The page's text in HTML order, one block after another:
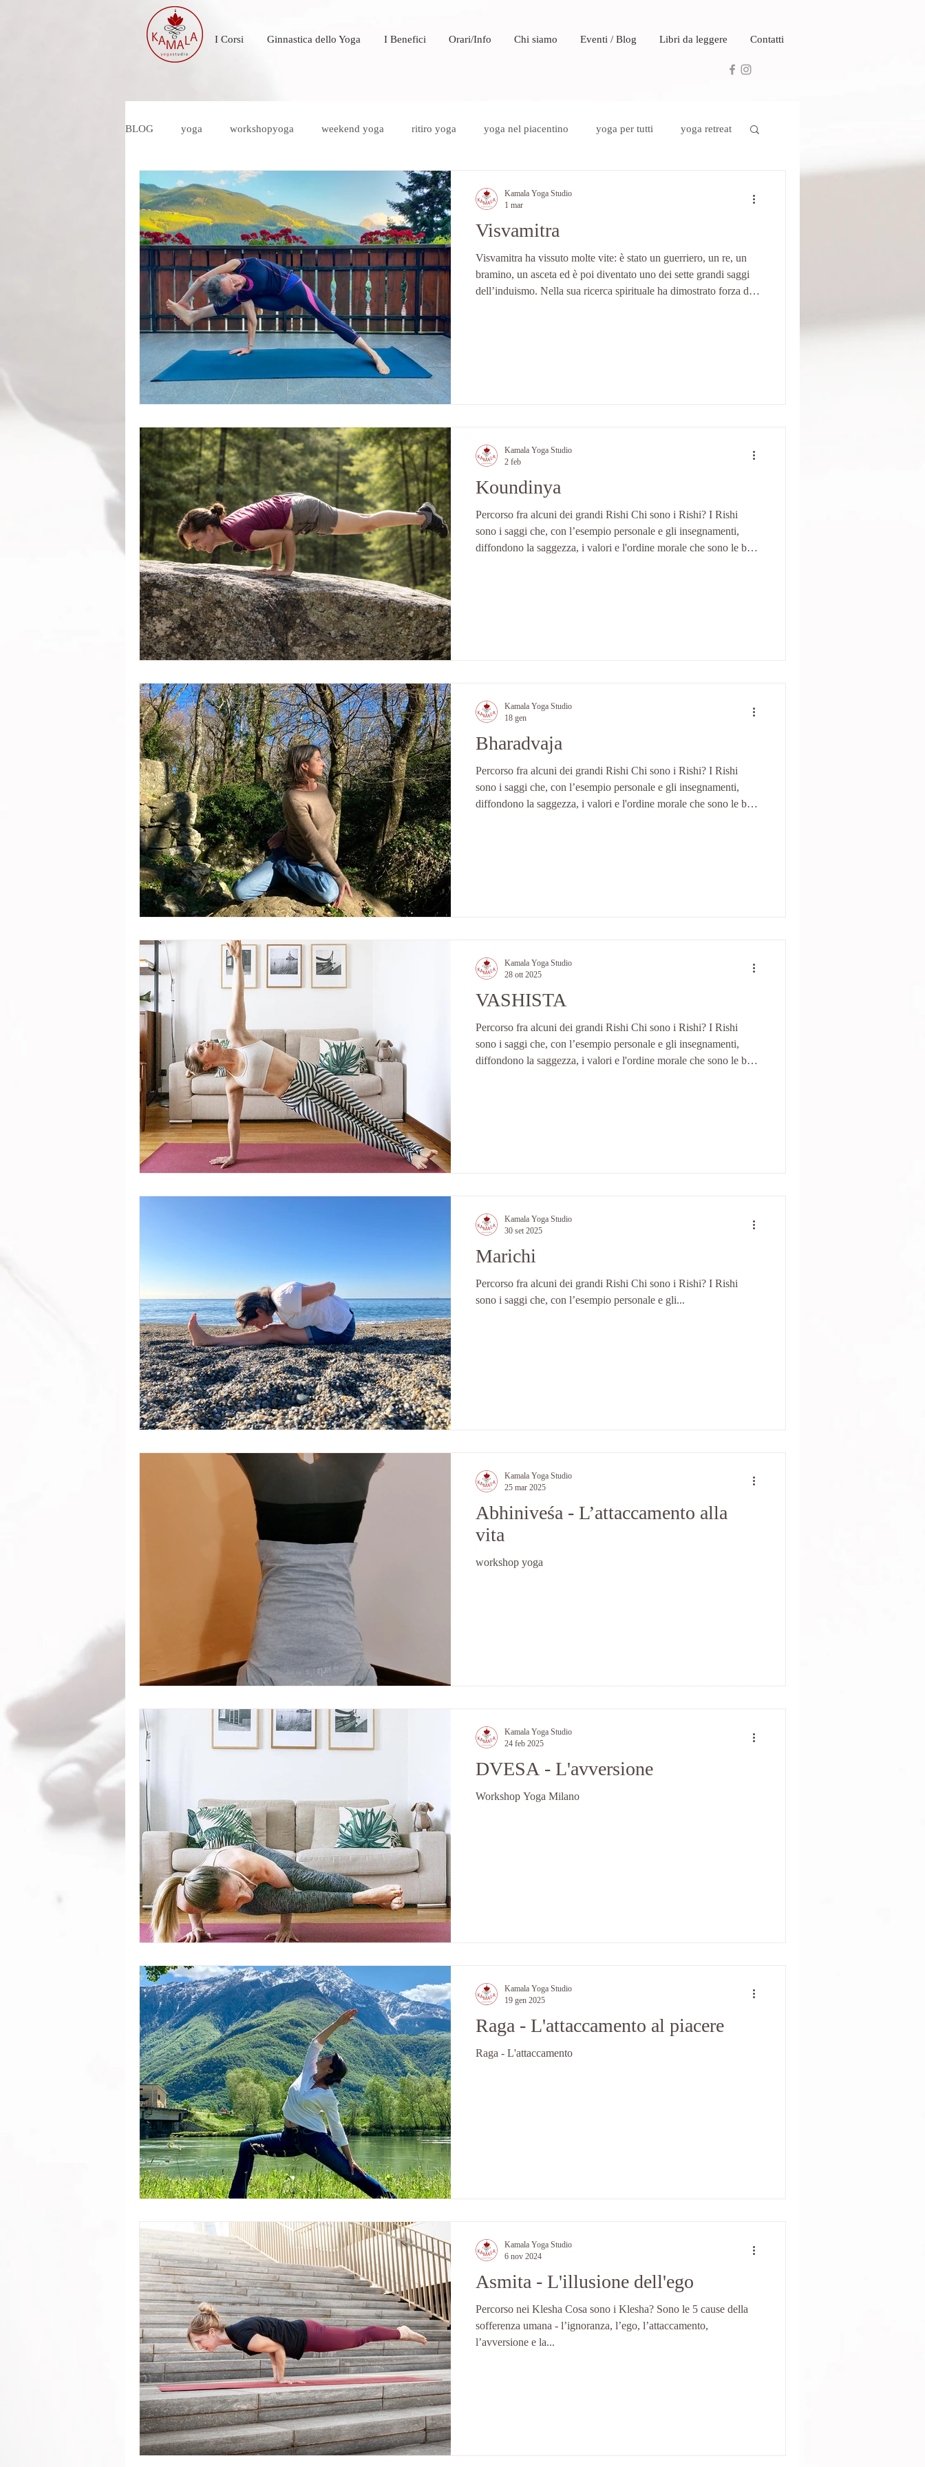
I Corsi Ginnastica dello Yoga I Benefici Orari/Info Chi siamo Eventi / Blog Libri da leggere Contatti
BLOG yoga workshopyoga weekend yoga ritiro yoga yoga nel piacentino yoga per tutti yoga retreat
yoga e natura seminario yoga
Visvamitra
Visvamitra ha vissuto molte vite: è stato un guerriero, un re, un
bramino, un asceta ed è poi diventato uno dei sette grandi saggi
dell’induismo. Nella sua ricerca spirituale ha dimostrato forza di
Kamala Yoga Studio
1 mar
Koundinya
Percorso fra alcuni dei grandi Rishi Chi sono i Rishi? I Rishi
sono i saggi che, con l’esempio personale e gli insegnamenti,
diffondono la saggezza, i valori e l'ordine morale che sono le basi
Kamala Yoga Studio
2 feb
Bharadvaja
Percorso fra alcuni dei grandi Rishi Chi sono i Rishi? I Rishi
sono i saggi che, con l’esempio personale e gli insegnamenti,
diffondono la saggezza, i valori e l'ordine morale che sono le basi
Kamala Yoga Studio
18 gen
VASHISTA
Percorso fra alcuni dei grandi Rishi Chi sono i Rishi? I Rishi
sono i saggi che, con l’esempio personale e gli insegnamenti,
diffondono la saggezza, i valori e l'ordine morale che sono le basi
Kamala Yoga Studio
28 ott 2025
Marichi
Percorso fra alcuni dei grandi Rishi Chi sono i Rishi? I Rishi
sono i saggi che, con l’esempio personale e gli...
Kamala Yoga Studio
30 set 2025
Abhiniveśa - L’attaccamento alla
vita
workshop yoga
Kamala Yoga Studio
25 mar 2025
DVESA - L'avversione
Workshop Yoga Milano
Kamala Yoga Studio
24 feb 2025
Raga - L'attaccamento al piacere
Raga - L'attaccamento
Kamala Yoga Studio
19 gen 2025
Asmita - L'illusione dell'ego
Percorso nei Klesha Cosa sono i Klesha? Sono le 5 cause della
sofferenza umana - l’ignoranza, l’ego, l’attaccamento,
l’avversione e la...
Kamala Yoga Studio
6 nov 2024